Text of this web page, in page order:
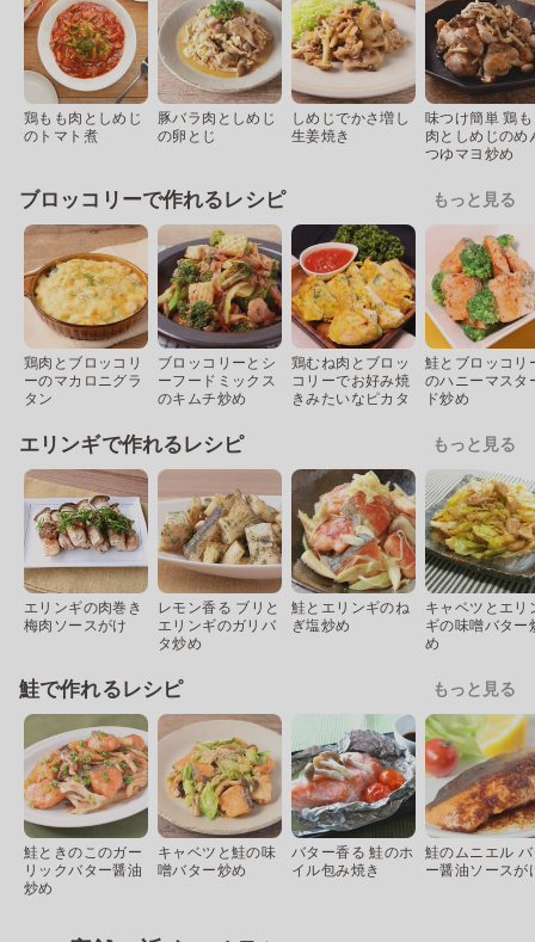
鶏もも肉としめじ
のトマト煮
豚バラ肉としめじ
の卵とじ
しめじでかさ増し
生姜焼き
味つけ簡単 鶏
肉としめじのめ
つゆマヨ炒め
ブロッコリーで作れるレシピ もっと見る
鶏肉とブロッコリ
ーのマカロニグラ
タン
ブロッコリーとシ
ーフードミックス
のキムチ炒め
鶏むね肉とブロッ
コリーでお好み焼
きみたいなピカタ
鮭とブロッコリ
のハニーマスタ
ド炒め
エリンギで作れるレシピ もっと見る
エリンギの肉巻き
梅肉ソースがけ
レモン香る ブリと
エリンギのガリバ
タ炒め
鮭とエリンギのね
ぎ塩炒め
キャベツとエリ
ギの味噌バター
め
鮭で作れるレシピ もっと見る
鮭ときのこのガー
リックバター醤油
炒め
キャベツと鮭の味
噌バター炒め
バター香る 鮭のホ
イル包み焼き
鮭のムニエル
ー醤油ソースが